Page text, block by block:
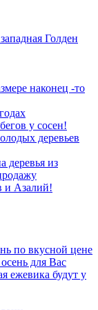
Голден
наконец -то
у сосен!
деревьев
деревья из
и Азалий!
по вкусной цене
для Вас
ежевика будут у